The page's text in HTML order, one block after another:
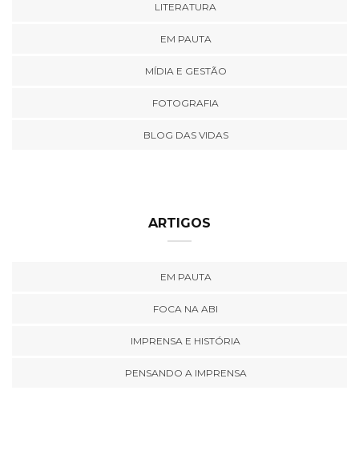
LITERATURA
EM PAUTA
MÍDIA E GESTÃO
FOTOGRAFIA
BLOG DAS VIDAS
ARTIGOS
EM PAUTA
FOCA NA ABI
IMPRENSA E HISTÓRIA
PENSANDO A IMPRENSA